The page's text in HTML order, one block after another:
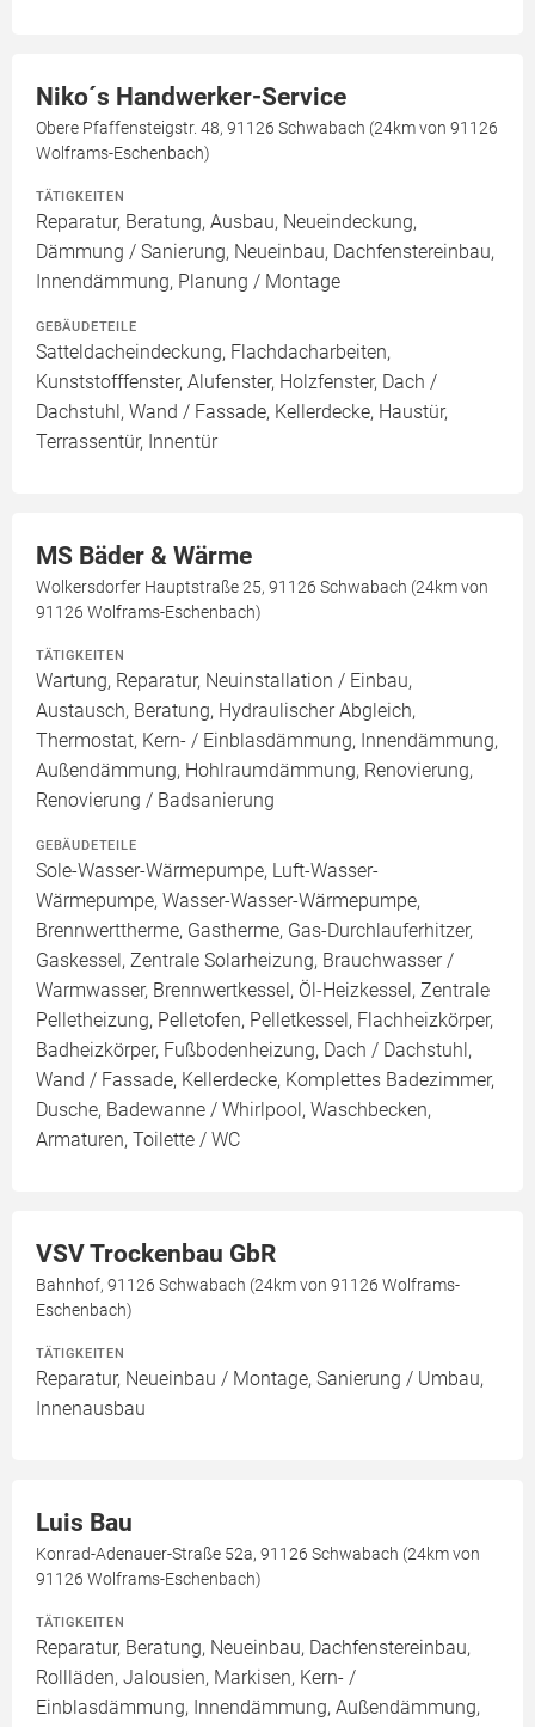
Niko´s Handwerker-Service
Obere Pfaffensteigstr. 48, 91126 Schwabach (24km von 91126
Wolframs-Eschenbach)
TÄTIGKEITEN
Reparatur, Beratung, Ausbau, Neueindeckung,
Dämmung / Sanierung, Neueinbau, Dachfenstereinbau,
Innendämmung, Planung / Montage
GEBÄUDETEILE
Satteldacheindeckung, Flachdacharbeiten,
Kunststofffenster, Alufenster, Holzfenster, Dach /
Dachstuhl, Wand / Fassade, Kellerdecke, Haustür,
Terrassentür, Innentür
MS Bäder & Wärme
Wolkersdorfer Hauptstraße 25, 91126 Schwabach (24km von
91126 Wolframs-Eschenbach)
TÄTIGKEITEN
Wartung, Reparatur, Neuinstallation / Einbau,
Austausch, Beratung, Hydraulischer Abgleich,
Thermostat, Kern- / Einblasdämmung, Innendämmung,
Außendämmung, Hohlraumdämmung, Renovierung,
Renovierung / Badsanierung
GEBÄUDETEILE
Sole-Wasser-Wärmepumpe, Luft-Wasser-
Wärmepumpe, Wasser-Wasser-Wärmepumpe,
Brennwerttherme, Gastherme, Gas-Durchlauferhitzer,
Gaskessel, Zentrale Solarheizung, Brauchwasser /
Warmwasser, Brennwertkessel, Öl-Heizkessel, Zentrale
Pelletheizung, Pelletofen, Pelletkessel, Flachheizkörper,
Badheizkörper, Fußbodenheizung, Dach / Dachstuhl,
Wand / Fassade, Kellerdecke, Komplettes Badezimmer,
Dusche, Badewanne / Whirlpool, Waschbecken,
Armaturen, Toilette / WC
VSV Trockenbau GbR
Bahnhof, 91126 Schwabach (24km von 91126 Wolframs-
Eschenbach)
TÄTIGKEITEN
Reparatur, Neueinbau / Montage, Sanierung / Umbau,
Innenausbau
Luis Bau
Konrad-Adenauer-Straße 52a, 91126 Schwabach (24km von
91126 Wolframs-Eschenbach)
TÄTIGKEITEN
Reparatur, Beratung, Neueinbau, Dachfenstereinbau,
Rollläden, Jalousien, Markisen, Kern- /
Einblasdämmung, Innendämmung, Außendämmung,